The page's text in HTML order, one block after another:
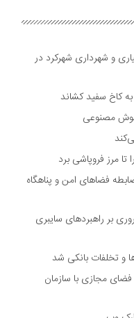
و شهرداری شهرکرد در
کاخ سفید کشاند
هوش مصنوعی
مرز فروپاشی برد
فضا‌های امن و پناهگاه
بر راهبرد‌های سایبری
و تخلفات بانکی شد
مجازی با سازمان